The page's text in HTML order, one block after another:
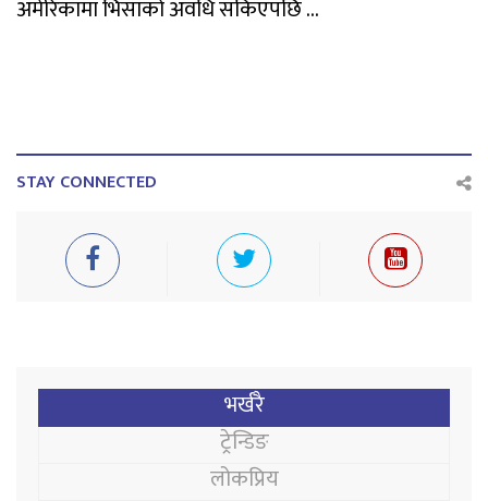
अमेरिकामा भिसाको अवधि सकिएपछि ...
STAY CONNECTED
भर्खरै
ट्रेन्डिङ
लोकप्रिय